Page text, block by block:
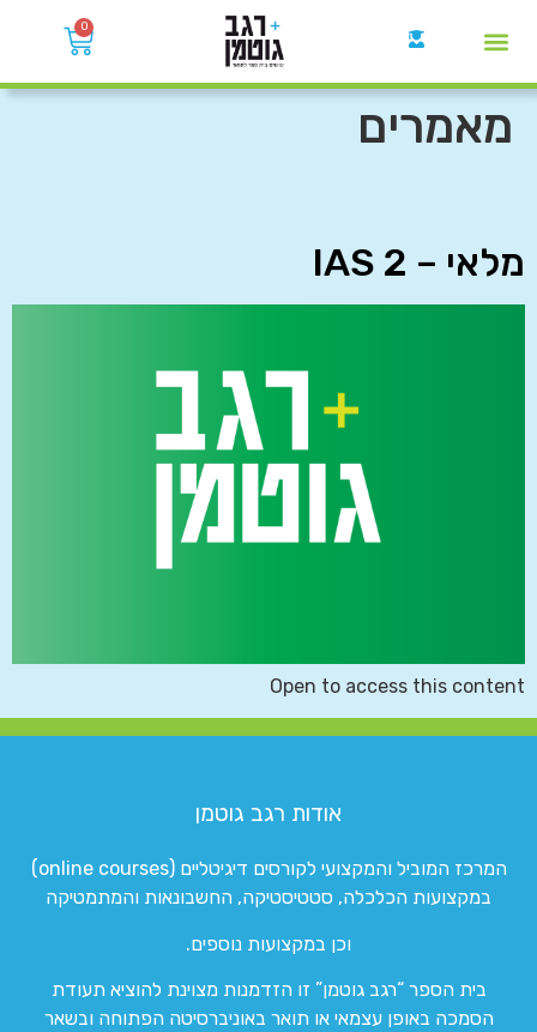
0
מאמרים
מלאי – IAS 2
Open to access this content
אודות רגב גוטמן
המרכז המוביל והמקצועי לקורסים דיגיטליים (online courses)
במקצועות הכלכלה, סטטיסטיקה, החשבונאות והמתמטיקה
וכן במקצועות נוספים.
בית הספר “רגב גוטמן” זו הזדמנות מצוינת להוציא תעודת
הסמכה באופן עצמאי או תואר באוניברסיטה הפתוחה ובשאר